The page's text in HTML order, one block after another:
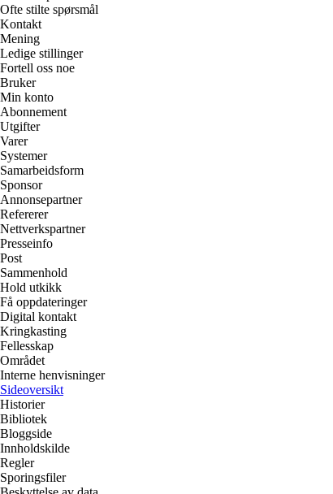
Ofte stilte spørsmål
Kontakt
Mening
Ledige stillinger
Fortell oss noe
Bruker
Min konto
Abonnement
Utgifter
Varer
Systemer
Samarbeidsform
Sponsor
Annonsepartner
Refererer
Nettverkspartner
Presseinfo
Post
Sammenhold
Hold utkikk
Få oppdateringer
Digital kontakt
Kringkasting
Fellesskap
Området
Interne henvisninger
Sideoversikt
Historier
Bibliotek
Bloggside
Innholdskilde
Regler
Sporingsfiler